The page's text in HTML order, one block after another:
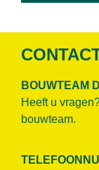
BOUWTEAM
Heeft u
bouwteam.